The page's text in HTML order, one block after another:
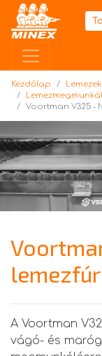
Kezdőlap
Voortman V325 -
A Voortman
vágó- és